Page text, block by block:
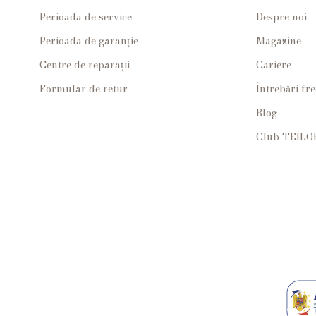
Perioada de service
Perioada de garanție
Centre de reparații
Formular de retur
Despre noi
Magazine
Cariere
Întrebări
Blog
Club